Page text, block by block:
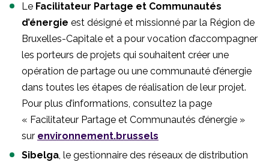
Le Facilitateur Partage et Communautés
d’énergie est désigné et missionné par la Région de
Bruxelles-Capitale et a pour vocation d’accompagner
les porteurs de projets qui souhaitent créer une
opération de partage ou une communauté d’énergie
dans toutes les étapes de réalisation de leur projet.
Pour plus d’informations, consultez la page
« Facilitateur Partage et Communautés d’énergie »
sur environnement.brussels
Sibelga, le gestionnaire des réseaux de distribution